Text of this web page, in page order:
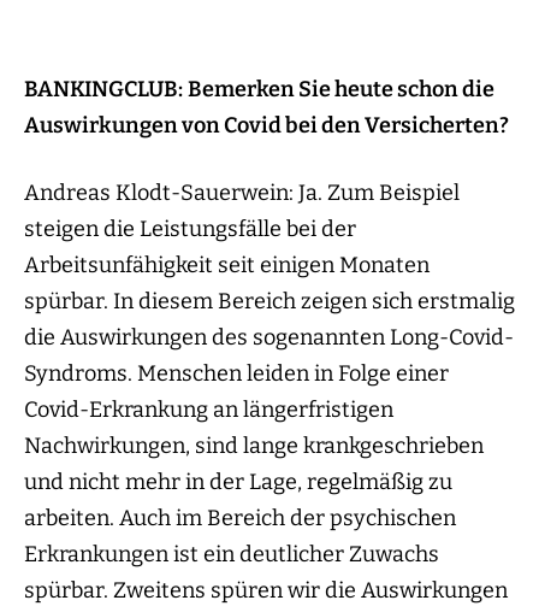
BANKINGCLUB:Bemerken Sie heute schon die
Auswirkungen von Covid bei den Versicherten?
Andreas Klodt-Sauerwein: Ja. Zum Beispiel
steigen die Leistungsfälle bei der
Arbeitsunfähigkeit seit einigen Monaten
spürbar. In diesem Bereich zeigen sich erstmalig
die Auswirkungen des sogenannten Long-Covid-
Syndroms. Menschen leiden in Folge einer
Covid-Erkrankung an längerfristigen
Nachwirkungen, sind lange krankgeschrieben
und nicht mehr in der Lage, regelmäßig zu
arbeiten. Auch im Bereich der psychischen
Erkrankungen ist ein deutlicher Zuwachs
spürbar. Zweitens spüren wir die Auswirkungen